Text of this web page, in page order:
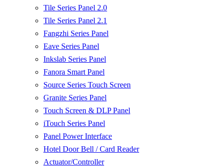
Tile Series Panel 2.0
Tile Series Panel 2.1
Fangzhi Series Panel
Eave Series Panel
Inkslab Series Panel
Fanora Smart Panel
Source Series Touch Screen
Granite Series Panel
Touch Screen & DLP Panel
iTouch Series Panel
Panel Power Interface
Hotel Door Bell / Card Reader
Actuator/Controller